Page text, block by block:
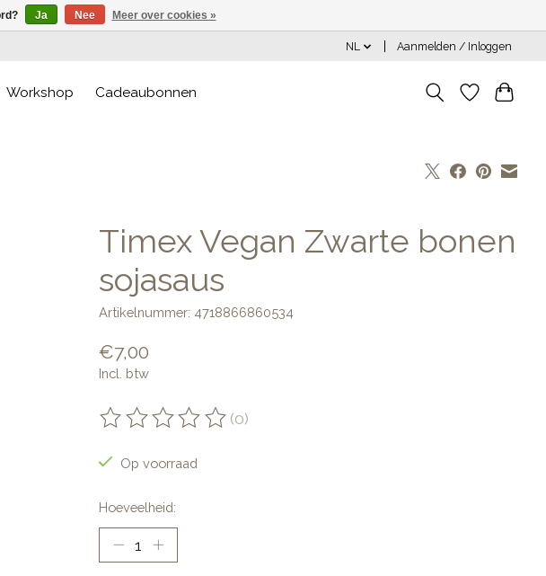
NL Aanmelden / Inloggen
Workshop Cadeaubonnen
Timex Vegan Zwarte bonen
sojasaus
Artikelnummer: 4718866860534
€7,00
Incl. btw
De beoordeling van dit product is
(0)
Op voorraad
Hoeveelheid:
Ja Nee Meer over cookies »